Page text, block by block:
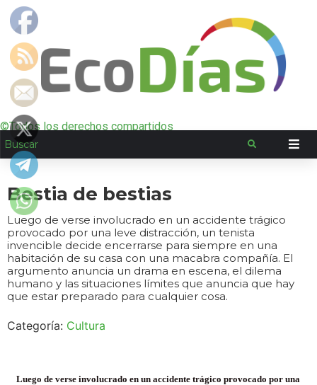
©Todos los derechos compartidos
Bestia de bestias
Luego de verse involucrado en un accidente trágico
provocado por una leve distracción, un tenista
invencible decide encerrarse para siempre en una
habitación de su casa con una macabra compañía. El
argumento anuncia un drama en escena, el dilema
humano y las situaciones límites que anuncia que hay
que estar preparado para cualquier cosa.
Categoría: Cultura
Luego de verse involucrado en un accidente trágico provocado por una